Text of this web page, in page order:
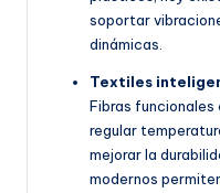
soportar
dinámicas.
Textiles
Fibras funcionales
regular
mejorar la
modernos